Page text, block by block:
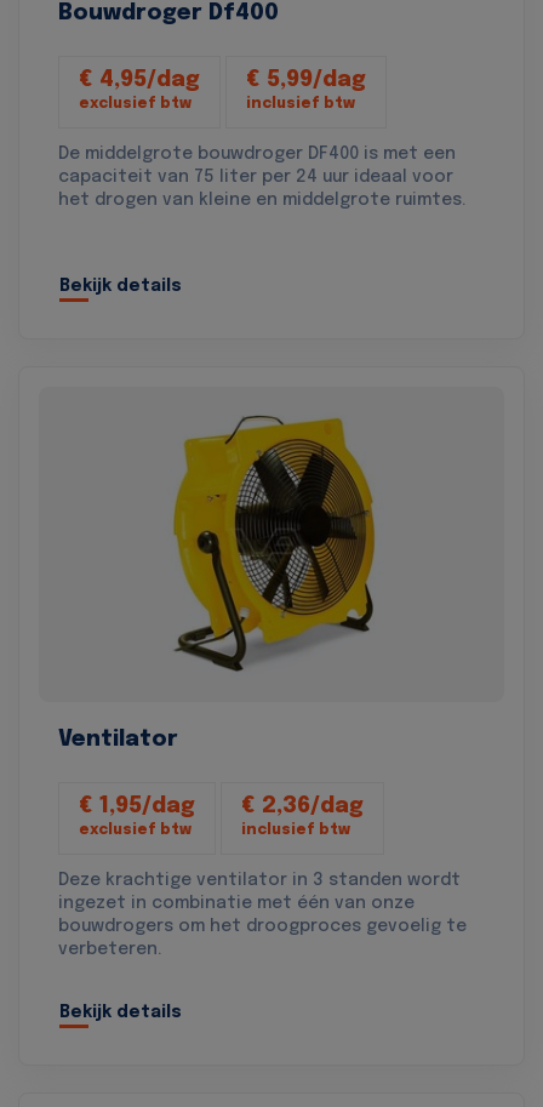
Bouwdroger Df400
€ 4,95/dag
exclusief btw
€ 5,99/dag
inclusief btw
De middelgrote bouwdroger DF400 is met een
capaciteit van 75 liter per 24 uur ideaal voor
het drogen van kleine en middelgrote ruimtes.
Bekijk details
Ventilator
€ 1,95/dag
exclusief btw
€ 2,36/dag
inclusief btw
Deze krachtige ventilator in 3 standen wordt
ingezet in combinatie met één van onze
bouwdrogers om het droogproces gevoelig te
verbeteren.
Bekijk details